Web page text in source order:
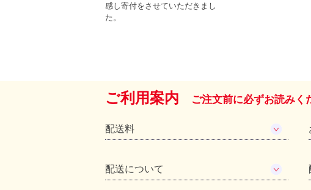
感し寄付をさせていただきまし
た。
ご利用案内 ご注文前に必ずお読みく
配送料
配送について